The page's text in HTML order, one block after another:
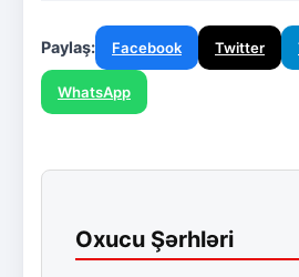
Paylaş: Facebook Twitter
WhatsApp
Oxucu Şərhləri